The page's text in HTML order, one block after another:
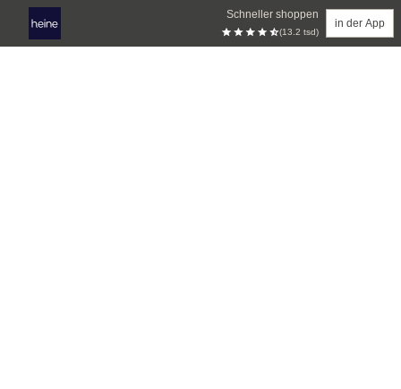
Schneller shoppen
(13.2 tsd)
in der App